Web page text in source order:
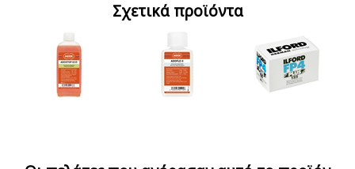
Σχετικά προϊόντα
μπάνιο σταματήματος
agent χημικό τελικού
ISO 125